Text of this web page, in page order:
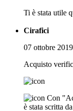
Ti è stata utile
Cirafici
07 ottobre 2019
Acquisto
Con
è stata scritta